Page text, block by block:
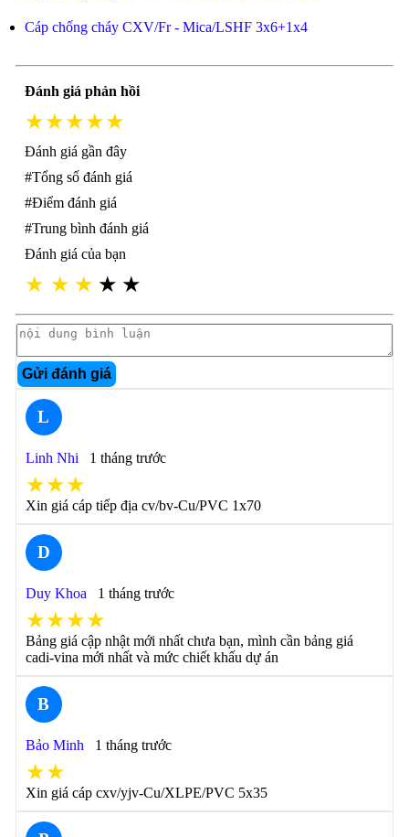
Cáp chống cháy CXV/Fr - Mica/LSHF 3x6+1x4
Đánh giá phản hồi
★★★★★
Đánh giá gần đây
#Tổng số đánh giá
#Điểm đánh giá
#Trung bình đánh giá
Đánh giá của bạn
★ ★ ★ ★ ★
Gửi đánh giá
L
Linh Nhi 1 tháng trước
★★★
Xin giá cáp tiếp địa cv/bv-Cu/PVC 1x70
D
Duy Khoa 1 tháng trước
★★★★
Bảng giá cập nhật mới nhất chưa bạn, mình cần bảng giá
cadi-vina mới nhất và mức chiết khấu dự án
B
Bảo Minh 1 tháng trước
★★
Xin giá cáp cxv/yjv-Cu/XLPE/PVC 5x35